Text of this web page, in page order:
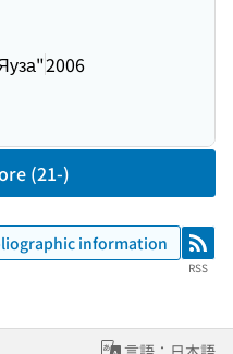
2006
(21-)
information RSS
RSS